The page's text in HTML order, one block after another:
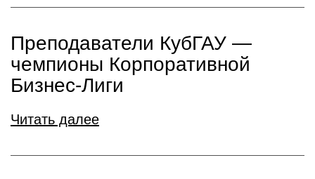
Преподаватели КубГАУ —
чемпионы Корпоративной
Бизнес-Лиги
Читать далее